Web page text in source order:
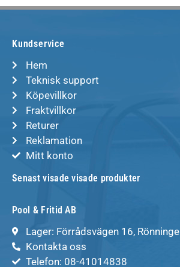
Kundservice
Hem
Teknisk support
Köpevillkor
Fraktvillkor
Returer
Reklamation
Mitt konto
Senast visade visade produkter
Pool & Fritid AB
Lager: Förrådsvägen 16, Rönninge
Kontakta oss
Telefon: 08-41014838